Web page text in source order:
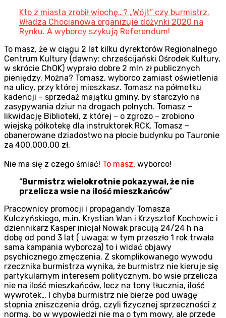
Kto z miasta zrobił wiochę…? „Wójt” czy burmistrz.
Władza Chocianowa organizuje dożynki 2020 na
Rynku. A wyborcy szykują Referendum!
To masz, że w ciągu 2 lat kilku dyrektorów Regionalnego
Centrum Kultury (dawny: chrześcijański Ośrodek Kultury,
w skrócie ChOK) wyprało dobre 2 mln zł publicznych
pieniędzy. Można? Tomasz, wyborco zamiast oświetlenia
na ulicy, przy której mieszkasz. Tomasz na półmetku
kadencji – sprzedaż majątku gminy, by starczyło na
zasypywania dziur na drogach polnych. Tomasz –
likwidację Biblioteki, z której – o zgrozo – zrobiono
wiejską półkotekę dla instruktorek RCK. Tomasz –
obanerowane dziadostwo na płocie budynku po Tauronie
za 400.000,00 zł.
Nie ma się z czego śmiać! To masz, wyborco!
“Burmistrz wielokrotnie pokazywał, że nie
przelicza wsie na ilość mieszkańców“
Pracownicy promocji i propagandy Tomasza
Kulczyńskiego, m.in. Krystian Wan i Krzysztof Kochowic i
dziennikarz Kasper inicjał Nowak pracują 24/24 h na
dobę od pond 3 lat ( uwaga: w tym przeszło 1 rok trwała
sama kampania wyborcza) to i widać objawy
psychicznego zmęczenia. Z skomplikowanego wywodu
rzecznika burmistrza wynika, że burmistrz nie kieruje się
partykularnym interesem politycznym, bo wsie przelicza
nie na ilość mieszkańców, lecz na tony tłucznia, ilość
wywrotek… I chyba burmistrz nie bierze pod uwagę
stopnia zniszczenia dróg, czyli fizycznej sprzeczności z
normą, bo w wypowiedzi nie ma o tym mowy, ale przede